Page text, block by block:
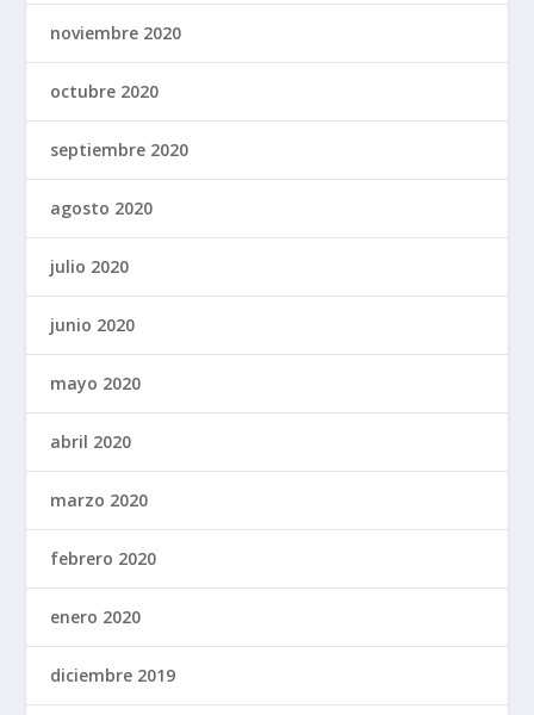
noviembre 2020
octubre 2020
septiembre 2020
agosto 2020
julio 2020
junio 2020
mayo 2020
abril 2020
marzo 2020
febrero 2020
enero 2020
diciembre 2019